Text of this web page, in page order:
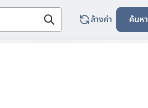
ล้างค่า
ค้นหา